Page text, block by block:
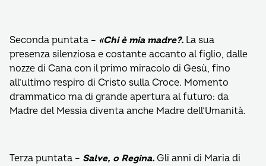
Seconda puntata – «Chi è mia madre?. La sua
presenza silenziosa e costante accanto al figlio, dalle
nozze di Cana con il primo miracolo di Gesù, fino
all’ultimo respiro di Cristo sulla Croce. Momento
drammatico ma di grande apertura al futuro: da
Madre del Messia diventa anche Madre dell’Umanità.
Terza puntata – Salve, o Regina. Gli anni di Maria di